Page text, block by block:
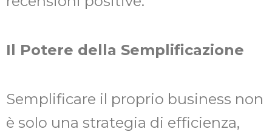
Il Potere della Semplificazione
Semplificare il proprio business non
è solo una strategia di efficienza,